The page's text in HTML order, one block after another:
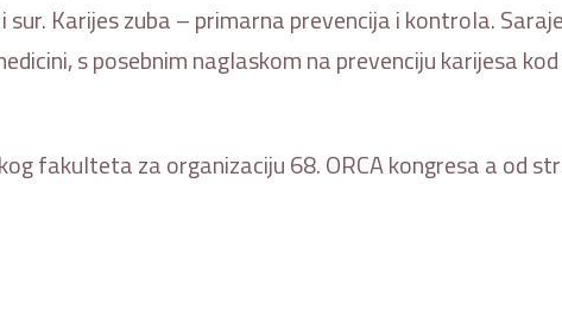
Karijes zuba – primarna prevencija i kontrola.
s posebnim naglaskom na prevenciju karijesa
fakulteta za organizaciju 68. ORCA kongresa a od